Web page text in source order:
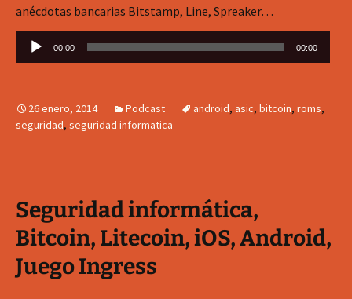
anécdotas bancarias Bitstamp, Line, Spreaker…
Reproductor
de
00:00 00:00
26 enero, 2014 Podcast android, asic, bitcoin, roms,
seguridad, seguridad informatica
Seguridad informática,
Bitcoin, Litecoin, iOS, Android,
Juego Ingress